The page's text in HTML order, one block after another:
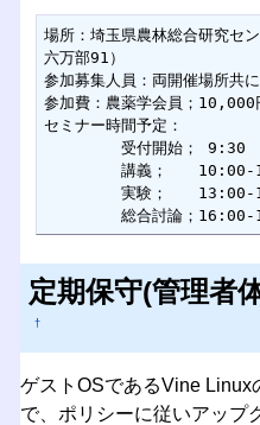
場所：埼玉県農林総合研究セ
六万部91）
参加募集人員：両開催場所共
参加費：農薬学会員；
セミナー時間予定：
受付開始； 9:30
講義；　　10:00-
実験；　　13:00-
総合討論；16:00-
定期保守(管理者
†
ゲストOSであるVine Linux
で、ポリシーに従いアップ